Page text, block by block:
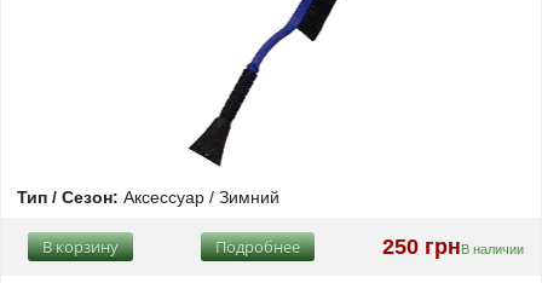
Тип / Сезон: Аксессуар / Зимний
250 грнВ наличии
Подробнее
В корзину